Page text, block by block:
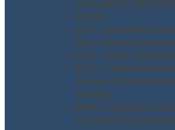
Consulenza
DUVRI
DVR – Valutazione
PEE – Piano di
POS – Piano
RLST –
Sicurezza
nomina
RSPP – Incarico di
Servizio di